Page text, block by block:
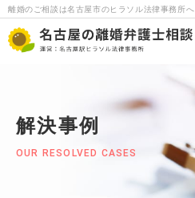
離婚のご相談は名古屋市のヒラソル法律事務所へ
解決事例
OUR RESOLVED CASES